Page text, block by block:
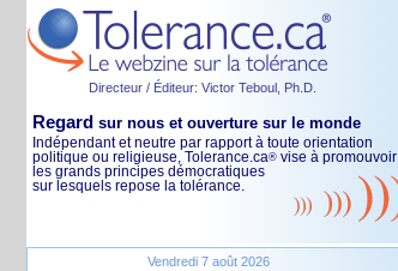
Directeur / Éditeur: Victor Teboul, Ph.D.
Regard sur nous et ouverture sur le monde
Indépendant et neutre par rapport à toute orientation
politique ou religieuse, Tolerance.ca® vise à promouvoir
les grands principes démocratiques
sur lesquels repose la tolérance.
Vendredi 7 août 2026